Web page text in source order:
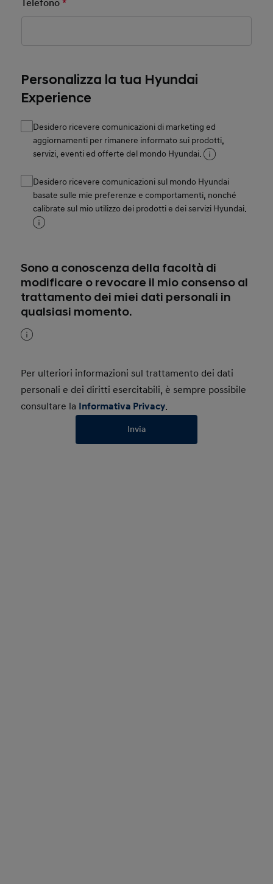
Telefono *Mandatory Field
Personalizza la tua Hyundai
Experience
Desidero ricevere comunicazioni di marketing ed
aggiornamenti per rimanere informato sui prodotti,
servizi, eventi ed offerte del mondo Hyundai.
Desidero ricevere comunicazioni sul mondo Hyundai
basate sulle mie preferenze e comportamenti, nonché
calibrate sul mio utilizzo dei prodotti e dei servizi Hyundai.
Sono a conoscenza della facoltà di
modificare o revocare il mio consenso al
trattamento dei miei dati personali in
qualsiasi momento.
Per ulteriori informazioni sul trattamento dei dati
personali e dei diritti esercitabili, è sempre possibile
consultare la Informativa Privacy.
Invia